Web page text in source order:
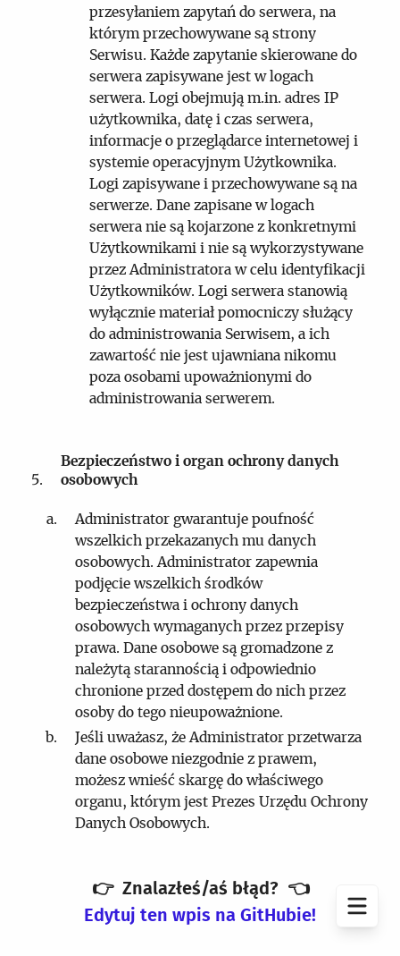
przesyłaniem zapytań do serwera, na
którym przechowywane są strony
Serwisu. Każde zapytanie skierowane do
serwera zapisywane jest w logach
serwera. Logi obejmują m.in. adres IP
użytkownika, datę i czas serwera,
informacje o przeglądarce internetowej i
systemie operacyjnym Użytkownika.
Logi zapisywane i przechowywane są na
serwerze. Dane zapisane w logach
serwera nie są kojarzone z konkretnymi
Użytkownikami i nie są wykorzystywane
przez Administratora w celu identyfikacji
Użytkowników. Logi serwera stanowią
wyłącznie materiał pomocniczy służący
do administrowania Serwisem, a ich
zawartość nie jest ujawniana nikomu
poza osobami upoważnionymi do
administrowania serwerem.
Bezpieczeństwo i organ ochrony danych
osobowych
Administrator gwarantuje poufność
wszelkich przekazanych mu danych
osobowych. Administrator zapewnia
podjęcie wszelkich środków
bezpieczeństwa i ochrony danych
osobowych wymaganych przez przepisy
prawa. Dane osobowe są gromadzone z
należytą starannością i odpowiednio
chronione przed dostępem do nich przez
osoby do tego nieupoważnione.
Jeśli uważasz, że Administrator przetwarza
dane osobowe niezgodnie z prawem,
możesz wnieść skargę do właściwego
organu, którym jest Prezes Urzędu Ochrony
Danych Osobowych.
👉 Znalazłeś/aś błąd? 👈
Edytuj ten wpis na GitHubie!